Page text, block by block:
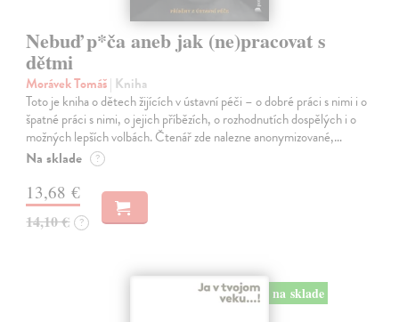
Nebuď p*ča aneb jak (ne)pracovat s
dětmi
Morávek Tomáš| Kniha
Toto je kniha o dětech žijících v ústavní péči – o dobré práci s nimi i o
špatné práci s nimi, o jejich příbězích, o rozhodnutích dospělých i o
možných lepších volbách. Čtenář zde nalezne anonymizované,…
Na sklade ?
13,68 €
14,10 € ?
na sklade